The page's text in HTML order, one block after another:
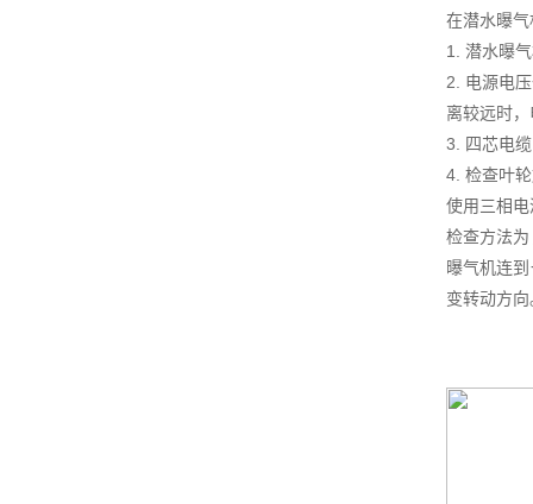
在潜水曝
1. 潜水曝
2. 电源电
离较远时
3. 四芯电
4. 检查叶
使用三相
检查方法
曝气机连
变转动方向